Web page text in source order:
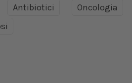
Antibiotici
Oncologia